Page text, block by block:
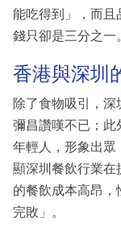
能吃得到」，而且
錢只卻是三分之一
香港與深圳
除了食物吸引，
彌昌讚嘆不已；此
年輕人，形象出眾
顯深圳餐飲行業在
的餐飲成本高昂，
完敗」。